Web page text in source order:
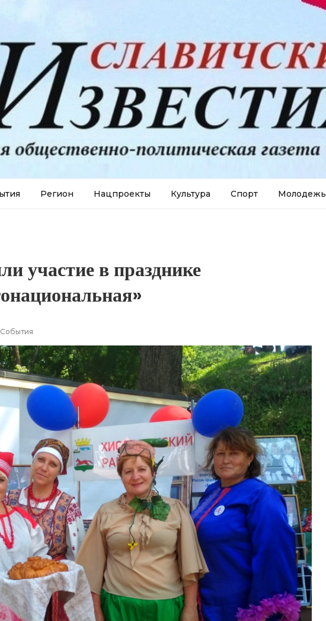
Регион Нацпроекты Культура Спорт Молодежь
участие в празднике
События